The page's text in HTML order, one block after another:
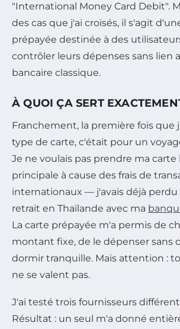
"International Money Card Debit".
des cas que j'ai croisés, il s'agit
prépayée destinée à des
contrôler leurs dépenses sans lien
bancaire classique.
À QUOI ÇA SERT
Franchement, la première fois que
type de carte, c'était pour un
Je ne voulais pas prendre ma carte
principale à cause des frais de
internationaux — j'avais déjà perdu
retrait en Thaïlande avec ma
La carte prépayée m'a permis de
montant fixe, de le dépenser sans
dormir tranquille. Mais attention :
ne se valent pas.
J'ai testé trois fournisseurs
Résultat : un seul m'a donné